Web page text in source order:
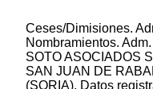
Ceses/Dimisiones.
Nombramientos.
SOTO ASOCIADOS
SAN JUAN DE
(SORIA). Datos